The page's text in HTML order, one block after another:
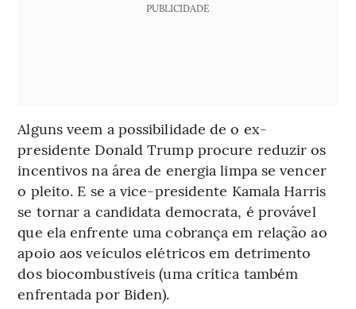
PUBLICIDADE
Alguns veem a possibilidade de o ex-
presidente Donald Trump procure reduzir os
incentivos na área de energia limpa se vencer
o pleito. E se a vice-presidente Kamala Harris
se tornar a candidata democrata, é provável
que ela enfrente uma cobrança em relação ao
apoio aos veículos elétricos em detrimento
dos biocombustíveis (uma crítica também
enfrentada por Biden).